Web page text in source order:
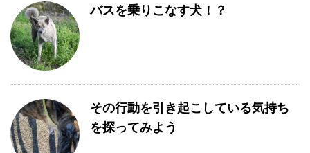
バスを乗りこなす犬！？
その行動を引き起こしている気持ち
を探ってみよう